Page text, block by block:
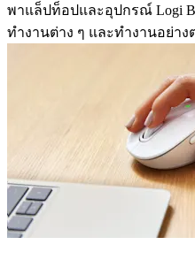
พาแล็ปท็อปและอุปกรณ์ Logi
ทำงานต่าง ๆ และทำงานอย่าง